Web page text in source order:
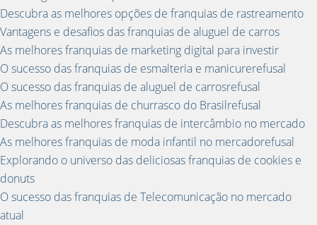
Descubra as melhores opções de franquias de rastreamento
Vantagens e desafios das franquias de aluguel de carros
As melhores franquias de marketing digital para investir
O sucesso das franquias de esmalteria e manicurerefusal
O sucesso das franquias de aluguel de carrosrefusal
As melhores franquias de churrasco do Brasilrefusal
Descubra as melhores franquias de intercâmbio no mercado
As melhores franquias de moda infantil no mercadorefusal
Explorando o universo das deliciosas franquias de cookies e
donuts
O sucesso das franquias de Telecomunicação no mercado
atual